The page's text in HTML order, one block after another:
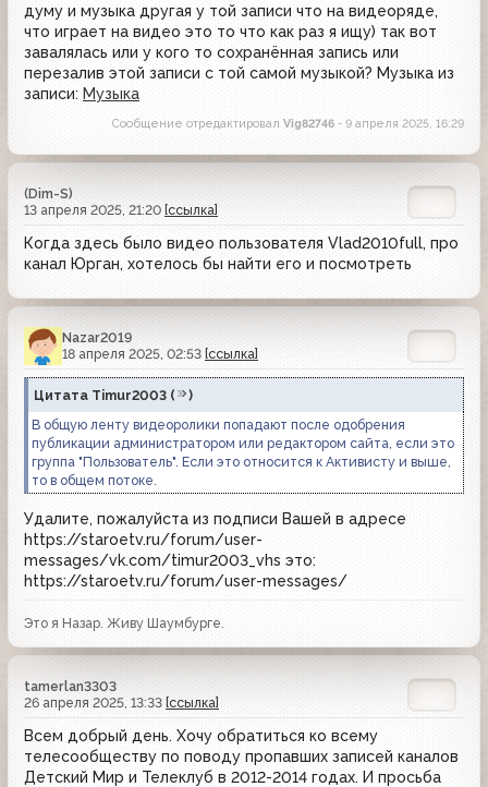
думу и музыка другая у той записи что на видеоряде,
что играет на видео это то что как раз я ищу) так вот
завалялась или у кого то сохранённая запись или
перезалив этой записи с той самой музыкой? Музыка из
записи: Музыка
Сообщение отредактировал Vig82746 - 9 апреля 2025, 16:29
(Dim-S)
13 апреля 2025, 21:20 [ссылка]
Когда здесь было видео пользователя Vlad2010full, про
канал Юрган, хотелось бы найти его и посмотреть
Nazar2019
18 апреля 2025, 02:53 [ссылка]
Цитата Timur2003 (
)
В общую ленту видеоролики попадают после одобрения
публикации администратором или редактором сайта, если это
группа "Пользователь". Если это относится к Активисту и выше,
то в общем потоке.
Удалите, пожалуйста из подписи Вашей в адресе
https://staroetv.ru/forum/user-
messages/vk.com/timur2003_vhs это:
https://staroetv.ru/forum/user-messages/
Это я Назар. Живу Шаумбурге.
tamerlan3303
26 апреля 2025, 13:33 [ссылка]
Всем добрый день. Хочу обратиться ко всему
телесообществу по поводу пропавших записей каналов
Детский Мир и Телеклуб в 2012-2014 годах. И просьба